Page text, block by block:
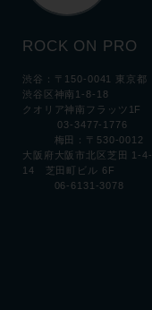
ROCK ON PRO
渋谷：〒150-0041 東京都
渋谷区神南1-8-18
クオリア神南フラッツ1F
03-3477-1776
梅田：〒530-0012
大阪府大阪市北区芝田 1-4-
14 芝田町ビル 6F
06-6131-3078